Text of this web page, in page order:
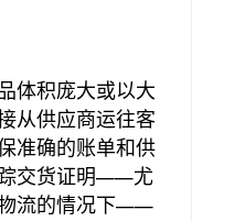
体积庞大或以大
从供应商运往客
准确的账单和供
交货证明——尤
流的情况下——